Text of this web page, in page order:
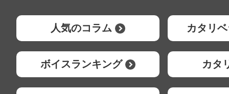
人気のコラム カタリ
ボイスランキング カタ